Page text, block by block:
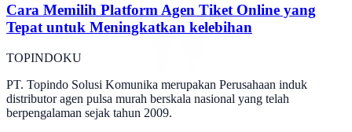
Cara Memilih Platform Agen Tiket Online yang
Tepat untuk Meningkatkan kelebihan
TOPINDOKU
PT. Topindo Solusi Komunika merupakan Perusahaan induk
distributor agen pulsa murah berskala nasional yang telah
berpengalaman sejak tahun 2009.